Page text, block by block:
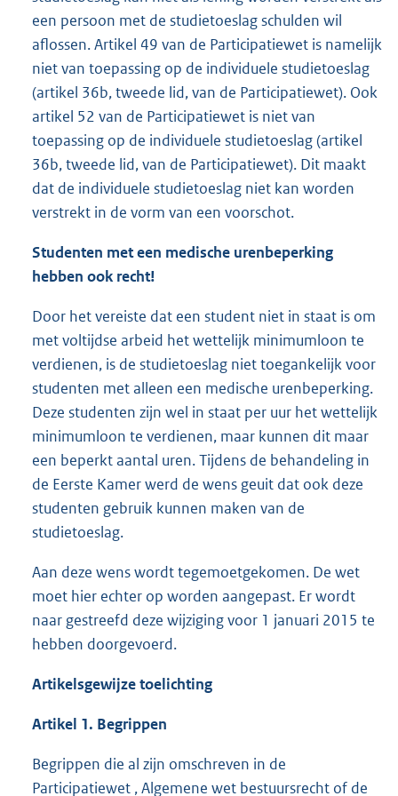
een persoon met de studietoeslag schulden wil
aflossen. Artikel 49 van de Participatiewet is namelijk
niet van toepassing op de individuele studietoeslag
(artikel 36b, tweede lid, van de Participatiewet). Ook
artikel 52 van de Participatiewet is niet van
toepassing op de individuele studietoeslag (artikel
36b, tweede lid, van de Participatiewet). Dit maakt
dat de individuele studietoeslag niet kan worden
verstrekt in de vorm van een voorschot.
Studenten met een medische urenbeperking
hebben ook recht!
Door het vereiste dat een student niet in staat is om
met voltijdse arbeid het wettelijk minimumloon te
verdienen, is de studietoeslag niet toegankelijk voor
studenten met alleen een medische urenbeperking.
Deze studenten zijn wel in staat per uur het wettelijk
minimumloon te verdienen, maar kunnen dit maar
een beperkt aantal uren. Tijdens de behandeling in
de Eerste Kamer werd de wens geuit dat ook deze
studenten gebruik kunnen maken van de
studietoeslag.
Aan deze wens wordt tegemoetgekomen. De wet
moet hier echter op worden aangepast. Er wordt
naar gestreefd deze wijziging voor 1 januari 2015 te
hebben doorgevoerd.
Artikelsgewijze toelichting
Artikel 1. Begrippen
Begrippen die al zijn omschreven in de
Participatiewet , Algemene wet bestuursrecht of de